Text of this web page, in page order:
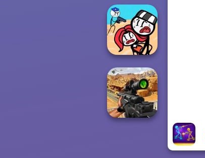
Noob vs Pro
Challenge
Stickman
Jailbreak Story